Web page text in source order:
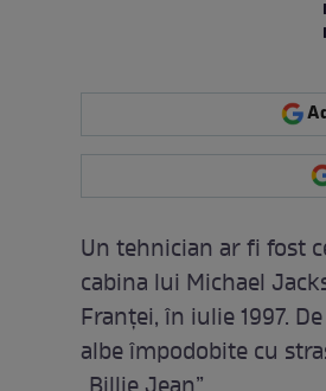
Un tehnician ar fi fost
cabina lui Michael
Franței, în iulie 1997.
albe împodobite cu